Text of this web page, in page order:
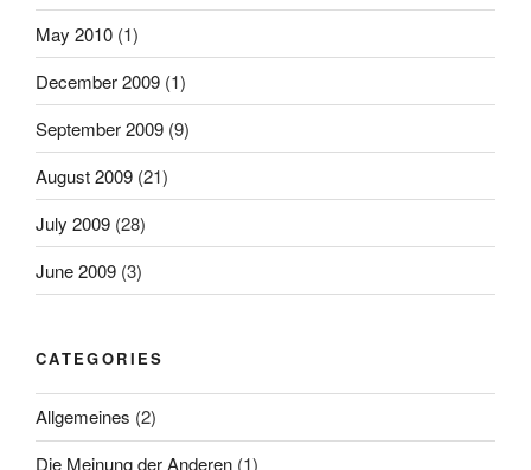
May 2010 (1)
December 2009 (1)
September 2009 (9)
August 2009 (21)
July 2009 (28)
June 2009 (3)
CATEGORIES
Allgemeines (2)
Die Meinung der Anderen (1)